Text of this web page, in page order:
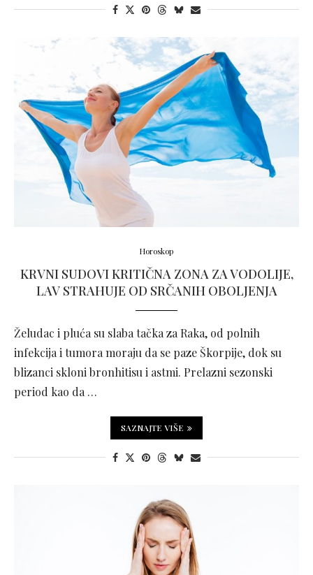
Horoskop
KRVNI SUDOVI KRITIČNA ZONA ZA VODOLIJE,
LAV STRAHUJE OD SRČANIH OBOLJENJA
Želudac i pluća su slaba tačka za Raka, od polnih
infekcija i tumora moraju da se paze Škorpije, dok su
blizanci skloni bronhitisu i astmi. Prelazni sezonski
period kao da …
SAZNAJTE VIŠE